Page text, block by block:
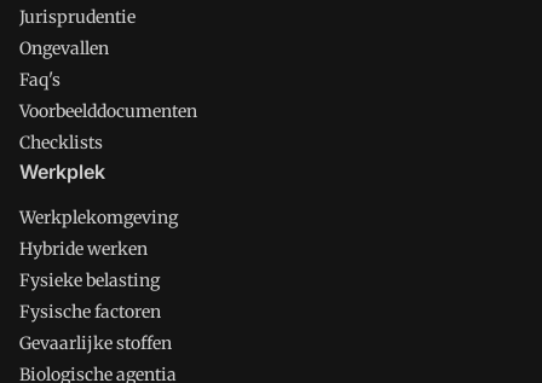
Jurisprudentie
Ongevallen
Faq's
Voorbeelddocumenten
Checklists
Werkplek
Werkplekomgeving
Hybride werken
Fysieke belasting
Fysische factoren
Gevaarlijke stoffen
Biologische agentia